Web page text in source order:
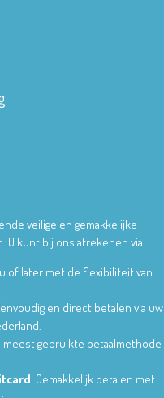
veilige en gemakkelijke
U kunt bij ons afrekenen via:
of later met de flexibiliteit van
en direct betalen via uw
meest gebruikte betaalmethode
: Gemakkelijk betalen met